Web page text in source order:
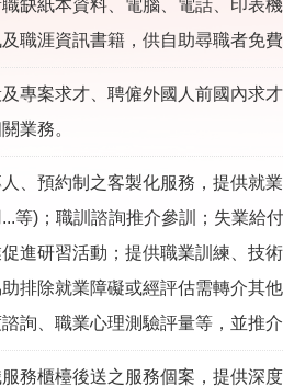
缺紙本資料、電腦、電話、印表
職涯資訊書籍，供自助尋職者免費
專案求才、聘僱外國人前國內求
業務。
、預約制之客製化服務，提供就
等)；職訓諮詢推介參訓；失業給
進研習活動；提供職業訓練、技
排除就業障礙或經評估需轉介其
詢、職業心理測驗評量等，並推介
務櫃檯後送之服務個案，提供深